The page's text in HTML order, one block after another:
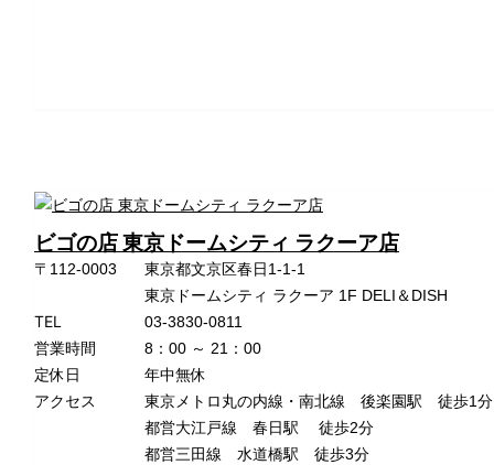
ビゴの店 東京ドームシティ ラクーア店
〒112-0003
東京都文京区春日1-1-1
東京ドームシティ ラクーア 1F DELI＆DISH
TEL 03-3830-0811
営業時間 8：00 ～ 21：00
定休日 年中無休
アクセス
東京メトロ丸の内線・南北線 後楽園駅 徒歩1分
都営大江戸線 春日駅 徒歩2分
都営三田線 水道橋駅 徒歩3分